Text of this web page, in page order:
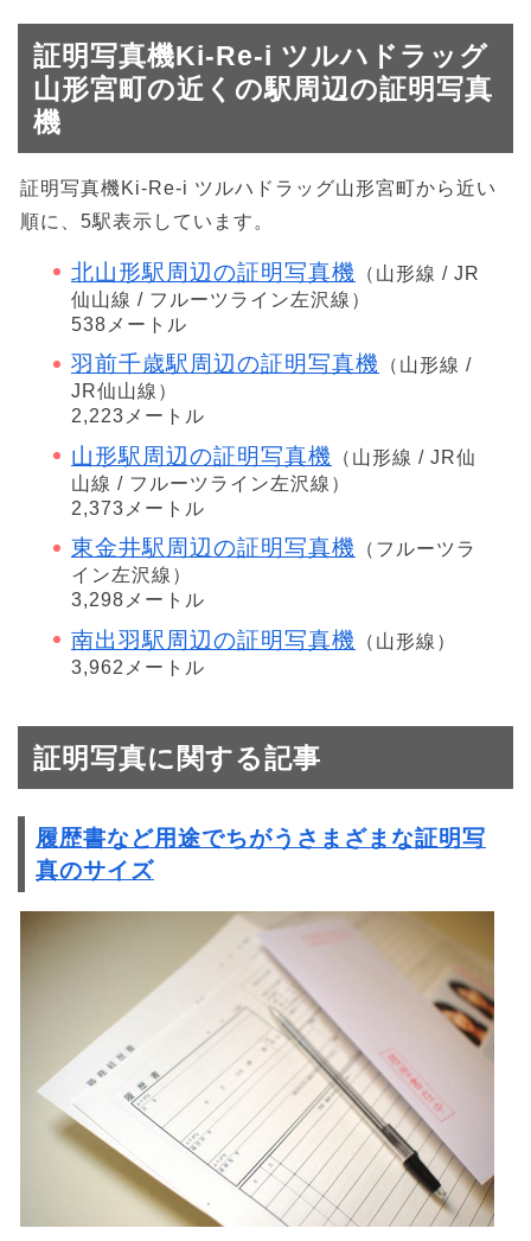
証明写真機Ki-Re-i ツルハドラッグ
山形宮町の近くの駅周辺の証明写真
機
証明写真機Ki-Re-i ツルハドラッグ山形宮町から近い
順に、5駅表示しています。
北山形駅周辺の証明写真機
（山形線 / JR
仙山線 / フルーツライン左沢線）
538メートル
羽前千歳駅周辺の証明写真機
（山形線 /
JR仙山線）
2,223メートル
山形駅周辺の証明写真機
（山形線 / JR仙
山線 / フルーツライン左沢線）
2,373メートル
東金井駅周辺の証明写真機
（フルーツラ
イン左沢線）
3,298メートル
南出羽駅周辺の証明写真機
（山形線）
3,962メートル
証明写真に関する記事
履歴書など用途でちがうさまざまな証明写
真のサイズ